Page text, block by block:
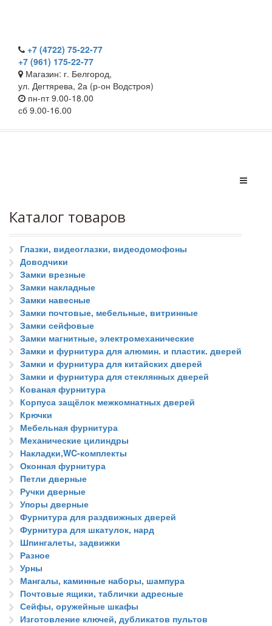
+7 (4722) 75-22-77
+7 (961) 175-22-77
Магазин: г. Белгород,
ул. Дегтярева, 2а (р-он Водстроя)
пн-пт 9.00-18.00
сб 9.00-16.00
Каталог товаров
Глазки, видеоглазки, видеодомофоны
Доводчики
Замки врезные
Замки накладные
Замки навесные
Замки почтовые, мебельные, витринные
Замки сейфовые
Замки магнитные, электромеханические
Замки и фурнитура для алюмин. и пластик. дверей
Замки и фурнитура для китайских дверей
Замки и фурнитура для стеклянных дверей
Кованая фурнитура
Корпуса защёлок межкомнатных дверей
Крючки
Мебельная фурнитура
Механические цилиндры
Накладки,WC-комплекты
Оконная фурнитура
Петли дверные
Ручки дверные
Упоры дверные
Фурнитура для раздвижных дверей
Фурнитура для шкатулок, нард
Шпингалеты, задвижки
Разное
Урны
Мангалы, каминные наборы, шампура
Почтовые ящики, таблички адресные
Сейфы, оружейные шкафы
Изготовление ключей, дубликатов пультов